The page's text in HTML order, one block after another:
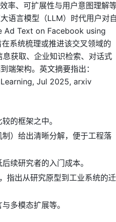
率、可扩展性与用户意图理解
语言模型（LLM）时代用户对
Ad Text on Facebook using
系统梳理或推进该交叉领域的
获取、企业知识检索、对话式
端架构。英文摘要指出：
Jul 2025, arxiv
的框架之中。
制）给出清晰分解，便于工程落
续研究者的入门成本。
指出从研究原型到工业系统的迁
多模态扩展等。